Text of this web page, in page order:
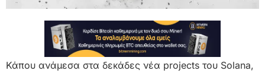
Κάπου ανάμεσα στα δεκάδες νέα projects του Solana,